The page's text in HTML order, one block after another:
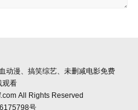
动漫、搞笑综艺、未删减电影免费
观看
All Rights Reserved
号